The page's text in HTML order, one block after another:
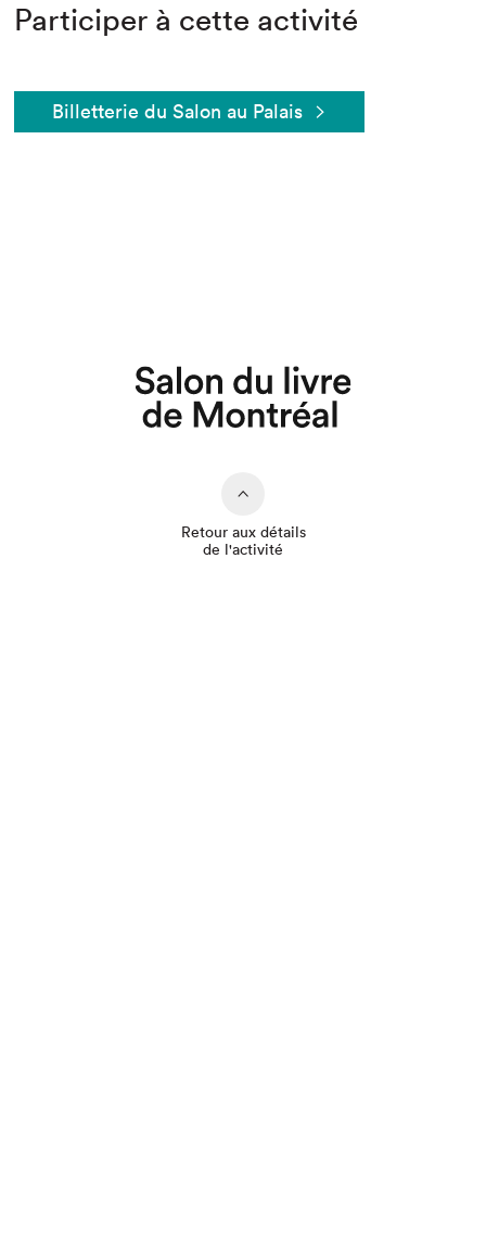
Participer à cette activité
Billetterie du Salon au Palais
Retour aux détails
de l'activité